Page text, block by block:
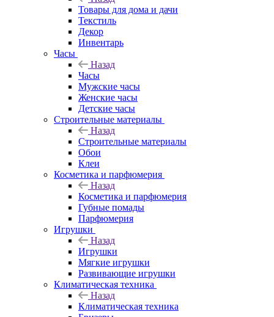
Товары для дома и дачи
Текстиль
Декор
Инвентарь
Часы
Назад
Часы
Мужские часы
Женские часы
Детские часы
Строительные материалы
Назад
Строительные материалы
Обои
Клеи
Косметика и парфюмерия
Назад
Косметика и парфюмерия
Губные помады
Парфюмерия
Игрушки
Назад
Игрушки
Мягкие игрушки
Развивающие игрушки
Климатическая техника
Назад
Климатическая техника